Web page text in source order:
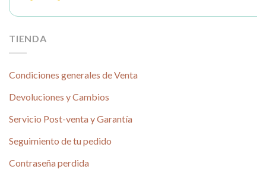
TIENDA
Condiciones generales de Venta
Devoluciones y Cambios
Servicio Post-venta y Garantía
Seguimiento de tu pedido
Contraseña perdida